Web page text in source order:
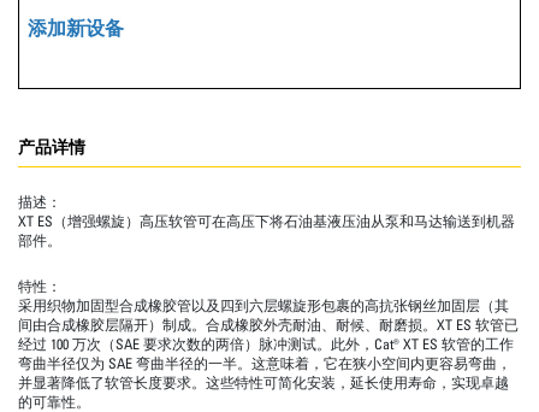
添加新设备
产品详情
描述：
XT ES（增强螺旋）高压软管可在高压下将石油基液压油从泵和马达输送到机器
部件。
特性：
采用织物加固型合成橡胶管以及四到六层螺旋形包裹的高抗张钢丝加固层（其
间由合成橡胶层隔开）制成。合成橡胶外壳耐油、耐候、耐磨损。XT ES 软管已
经过 100 万次（SAE 要求次数的两倍）脉冲测试。此外，Cat® XT ES 软管的工作
弯曲半径仅为 SAE 弯曲半径的一半。这意味着，它在狭小空间内更容易弯曲，
并显著降低了软管长度要求。这些特性可简化安装，延长使用寿命，实现卓越
的可靠性。